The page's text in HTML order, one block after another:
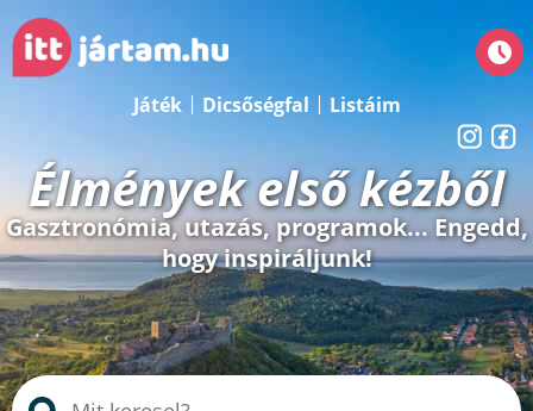
Játék Dicsőségfal Listáim
Élmények első kézből
Gasztronómia, utazás, programok... Engedd,
hogy inspiráljunk!